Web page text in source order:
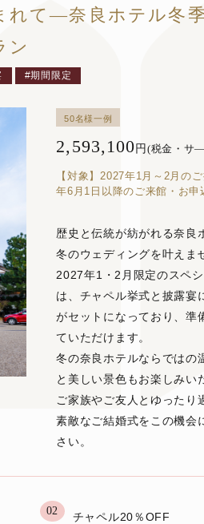
れて—奈良ホテル冬
ン
期間限定
50名様一例
2,593,100 円 (税金・サ
【対象】2027年1月～2月の
年6月1日以降のご来館・お申
歴史と伝統が紡がれる奈良
冬のウェディングを叶えま
2027年1・2月限定のスペ
は、チャペル挙式と披露宴
がセットになっており、準
ていただけます。
冬の奈良ホテルならではの
と美しい景色もお楽しみい
ご家族やご友人とゆったり
素敵なご結婚式をこの機会
さい。
02 チャペル20％OFF